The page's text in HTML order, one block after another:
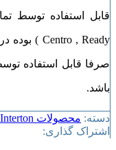
باشد.
دسته: محصولات Interton
اشتراک گذاری: